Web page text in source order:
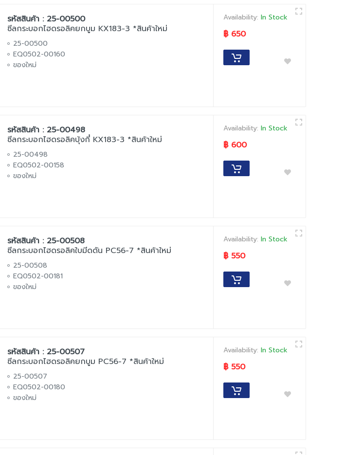
รหัสสินค้า : 25-00500
ซีลกระบอกไฮดรอลิคยกบูม KX183-3 *สินค้าใหม่
25-00500
EQ0502-00160
ของใหม่
Availability: In Stock
฿ 650
รหัสสินค้า : 25-00498
ซีลกระบอกไฮดรอลิคบุ้งกี๋ KX183-3 *สินค้าใหม่
25-00498
EQ0502-00158
ของใหม่
Availability: In Stock
฿ 600
รหัสสินค้า : 25-00508
ซีลกระบอกไฮดรอลิคใบมีดดัน PC56-7 *สินค้าใหม่
25-00508
EQ0502-00181
ของใหม่
Availability: In Stock
฿ 550
รหัสสินค้า : 25-00507
ซีลกระบอกไฮดรอลิคยกบูม PC56-7 *สินค้าใหม่
25-00507
EQ0502-00180
ของใหม่
Availability: In Stock
฿ 550